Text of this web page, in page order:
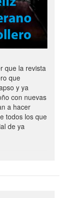
que la revista
que
y ya
con nuevas
a hacer
todos los que
de ya